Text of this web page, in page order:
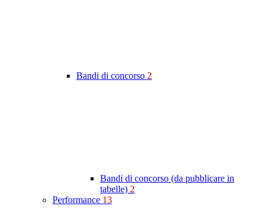
Bandi di concorso 2
Bandi di concorso (da pubblicare in
tabelle) 2
Performance 13